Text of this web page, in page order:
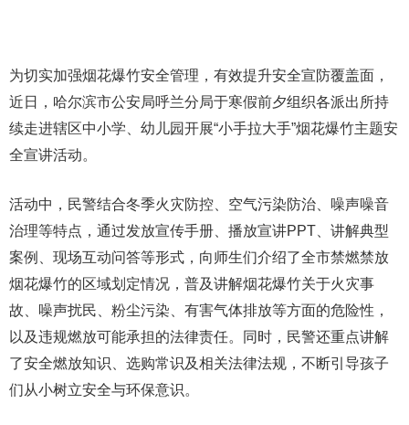
为切实加强烟花爆竹安全管理，有效提升安全宣防覆盖面，
近日，哈尔滨市公安局呼兰分局于寒假前夕组织各派出所持
续走进辖区中小学、幼儿园开展“小手拉大手”烟花爆竹主题安
全宣讲活动。
活动中，民警结合冬季火灾防控、空气污染防治、噪声噪音
治理等特点，通过发放宣传手册、播放宣讲PPT、讲解典型
案例、现场互动问答等形式，向师生们介绍了全市禁燃禁放
烟花爆竹的区域划定情况，普及讲解烟花爆竹关于火灾事
故、噪声扰民、粉尘污染、有害气体排放等方面的危险性，
以及违规燃放可能承担的法律责任。同时，民警还重点讲解
了安全燃放知识、选购常识及相关法律法规，不断引导孩子
们从小树立安全与环保意识。